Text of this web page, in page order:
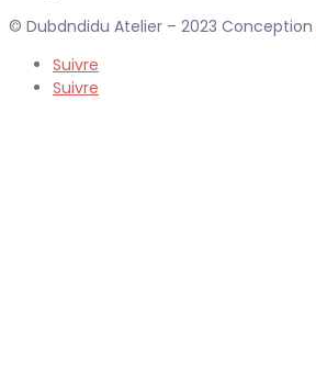
© Dubdndidu Atelier – 2023 Conception
Suivre
Suivre